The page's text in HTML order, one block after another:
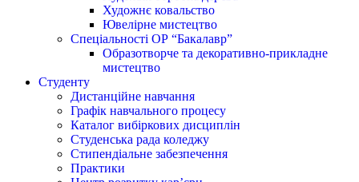
Художнє ковальство
Ювелірне мистецтво
Спеціальності ОР “Бакалавр”
Образотворче та декоративно-прикладне
мистецтво
Студенту
Дистанційне навчання
Графік навчального процесу
Каталог вибіркових дисциплін
Студенська рада коледжу
Стипендіальне забезпечення
Практики